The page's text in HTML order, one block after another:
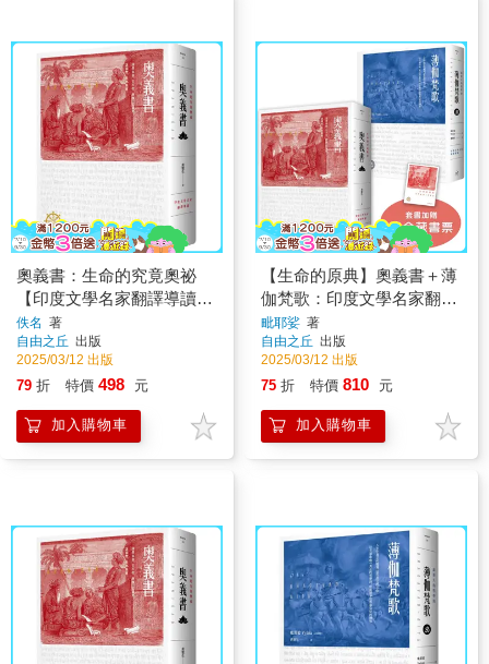
奧義書：生命的究竟奧祕
【印度文學名家翻譯導讀】
（大地之戀燙金書衣∣精裝典
藏版)
佚名 著
自由之丘 出版
2025/03/12 出版
79 折 特價 498 元
加入購物車
【生命的原典】奧義書＋薄
伽梵歌：印度文學名家翻譯
導讀｜大地之戀精美書衣典
藏版(套書加贈燙金藏書票)
毗耶娑 著
自由之丘 出版
2025/03/12 出版
75 折 特價 810 元
加入購物車